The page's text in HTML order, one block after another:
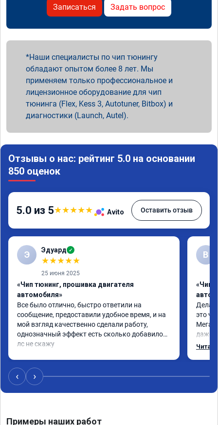
Записаться Задать вопрос
Наши специалисты по чип тюнингу
обладают опытом более 8 лет. Мы
применяем только профессиональное и
лицензионное оборудование для чип
тюнинга (Flex, Kess 3, Autotuner, Bitbox) и
диагностики (Launch, Autel).
Отзывы о нас: рейтинг 5.0 на основании
850 оценок
5.0 из 5★★★★★ Avito Оставить отзыв
Э Эдуард ✓
★★★★★
25 июня 2025
«Чип тюнинг, прошивка двигателя
автомобиля»
Все было отлично, быстро ответили на
сообщение, предоставили удобное время, и на
мой взгляд качественно сделали работу,
однозначный эффект есть сколько добавилось
лс не скажу
В
«Чип
Делал
это
Мега
даже
одно
‹ ›
Примеры наших работ